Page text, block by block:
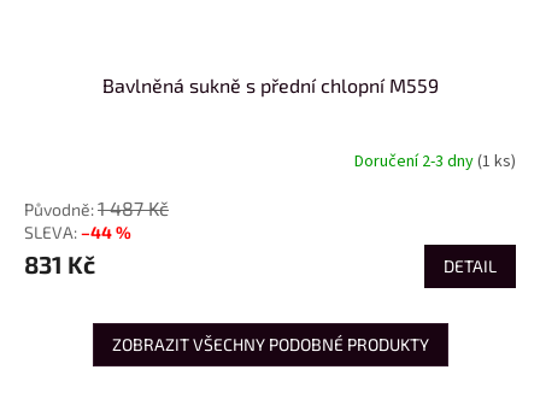
Bavlněná sukně s přední chlopní M559
Doručení 2-3 dny(1 ks)
1 487 Kč
–44 %
831 Kč DETAIL
ZOBRAZIT VŠECHNY PODOBNÉ PRODUKTY